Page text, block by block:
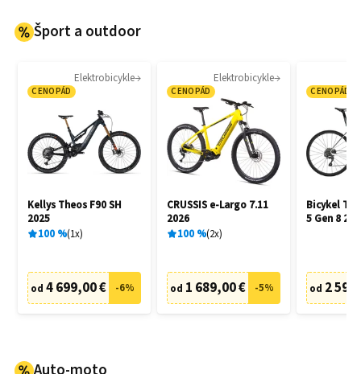
Šport a outdoor
Elektrobicykle
CENOPÁD
Kellys Theos F90 SH
2025
100% 1x
od 4 699,00 € -6%
Elektrobicykle
CENOPÁD
CRUSSIS e-Largo 7.11
2026
100% 2x
od 1 689,00 € -5%
CENOPÁD
Bicykel
5 Gen 8
od 2